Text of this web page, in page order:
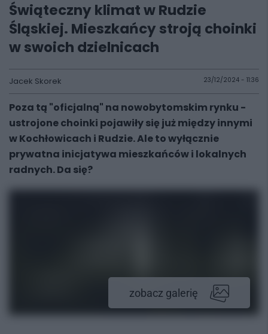
Świąteczny klimat w Rudzie
Śląskiej. Mieszkańcy stroją choinki
w swoich dzielnicach
Jacek Skorek 23/12/2024 - 11:36
Poza tą "oficjalną" na nowobytomskim rynku -
ustrojone choinki pojawiły się już między innymi
w Kochłowicach i Rudzie. Ale to wyłącznie
prywatna inicjatywa mieszkańców i lokalnych
radnych. Da się?
zobacz galerię